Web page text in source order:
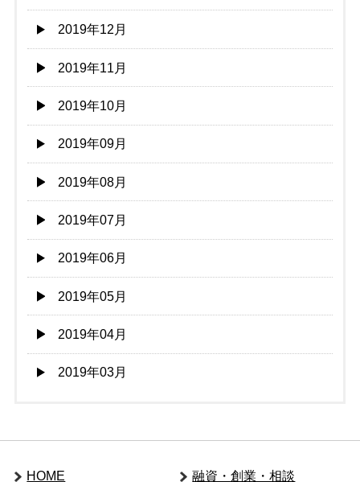
2019年12月
2019年11月
2019年10月
2019年09月
2019年08月
2019年07月
2019年06月
2019年05月
2019年04月
2019年03月
HOME 融資・創業・相談